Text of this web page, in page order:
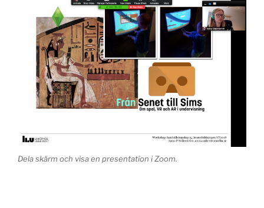
Dela skärm och visa en presentation i Zoom.